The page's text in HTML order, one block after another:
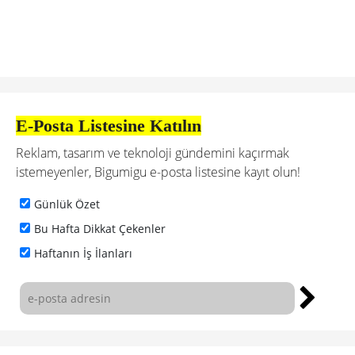
E-Posta Listesine Katılın
Reklam, tasarım ve teknoloji gündemini kaçırmak
istemeyenler, Bigumigu e-posta listesine kayıt olun!
Günlük Özet
Bu Hafta Dikkat Çekenler
Haftanın İş İlanları